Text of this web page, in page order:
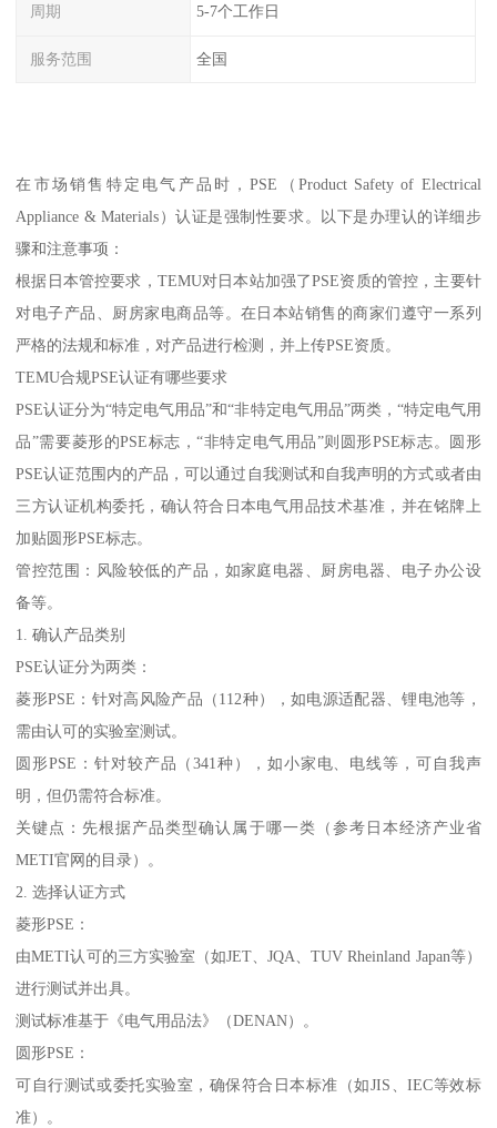
周期 5-7个工作日
服务范围 全国
在市场销售特定电气产品时，PSE（Product Safety of Electrical
Appliance & Materials）认证是强制性要求。以下是办理认的详细步
骤和注意事项：
根据日本管控要求，TEMU对日本站加强了PSE资质的管控，主要针
对电子产品、厨房家电商品等。在日本站销售的商家们遵守一系列
严格的法规和标准，对产品进行检测，并上传PSE资质。
TEMU合规PSE认证有哪些要求
PSE认证分为“特定电气用品”和“非特定电气用品”两类，“特定电气用
品”需要菱形的PSE标志，“非特定电气用品”则圆形PSE标志。圆形
PSE认证范围内的产品，可以通过自我测试和自我声明的方式或者由
三方认证机构委托，确认符合日本电气用品技术基准，并在铭牌上
加贴圆形PSE标志。
管控范围：风险较低的产品，如家庭电器、厨房电器、电子办公设
备等。
1. 确认产品类别
PSE认证分为两类：
菱形PSE：针对高风险产品（112种），如电源适配器、锂电池等，
需由认可的实验室测试。
圆形PSE：针对较产品（341种），如小家电、电线等，可自我声
明，但仍需符合标准。
关键点：先根据产品类型确认属于哪一类（参考日本经济产业省
METI官网的目录）。
2. 选择认证方式
菱形PSE：
由METI认可的三方实验室（如JET、JQA、TUV Rheinland Japan等）
进行测试并出具。
测试标准基于《电气用品法》（DENAN）。
圆形PSE：
可自行测试或委托实验室，确保符合日本标准（如JIS、IEC等效标
准）。